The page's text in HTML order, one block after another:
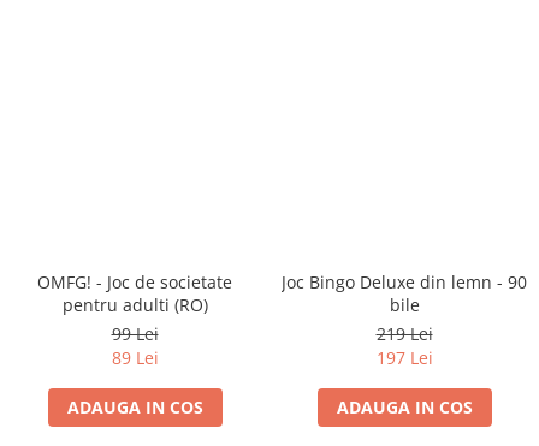
OMFG! - Joc de societate
pentru adulti (RO)
99 Lei
89 Lei
ADAUGA IN COS
Joc Bingo Deluxe din lemn - 90
bile
219 Lei
197 Lei
ADAUGA IN COS